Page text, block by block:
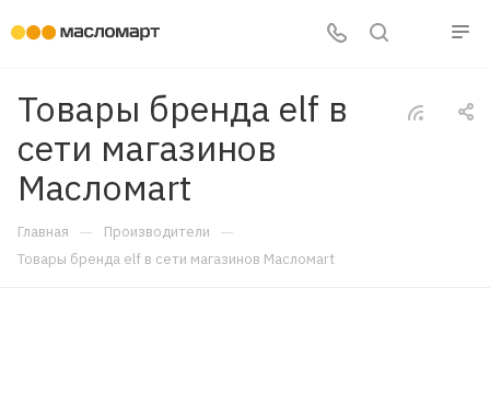
Товары бренда elf в
сети магазинов
Масломart
Главная — Производители —
Товары бренда elf в сети магазинов Масломart